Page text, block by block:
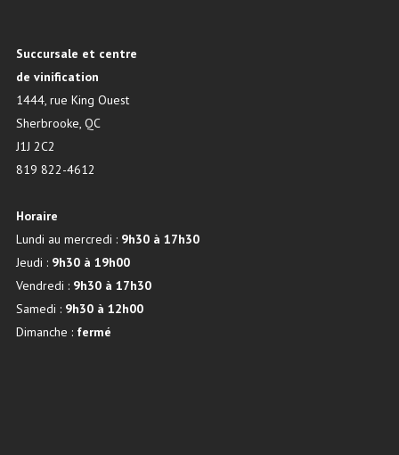
Succursale et centre
de vinification
1444, rue King Ouest
Sherbrooke, QC
J1J 2C2
819 822-4612
Horaire
Lundi au mercredi : 9h30 à 17h30
Jeudi : 9h30 à 19h00
Vendredi : 9h30 à 17h30
Samedi : 9h30 à 12h00
Dimanche : fermé